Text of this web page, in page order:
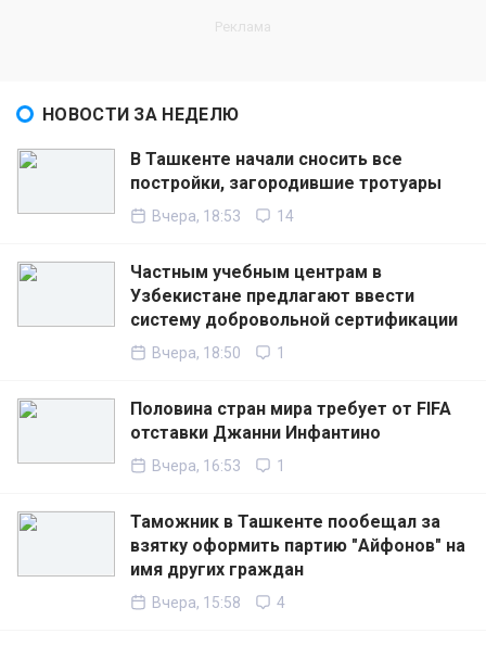
НОВОСТИ ЗА НЕДЕЛЮ
В Ташкенте начали сносить все
постройки, загородившие тротуары
Вчера, 18:53 14
Частным учебным центрам в
Узбекистане предлагают ввести
систему добровольной сертификации
Вчера, 18:50 1
Половина стран мира требует от FIFA
отставки Джанни Инфантино
Вчера, 16:53 1
Таможник в Ташкенте пообещал за
взятку оформить партию "Айфонов" на
имя других граждан
Вчера, 15:58 4